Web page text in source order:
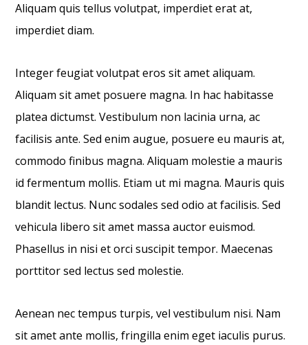
Aliquam quis tellus volutpat, imperdiet erat at,
imperdiet diam.
Integer feugiat volutpat eros sit amet aliquam.
Aliquam sit amet posuere magna. In hac habitasse
platea dictumst. Vestibulum non lacinia urna, ac
facilisis ante. Sed enim augue, posuere eu mauris at,
commodo finibus magna. Aliquam molestie a mauris
id fermentum mollis. Etiam ut mi magna. Mauris quis
blandit lectus. Nunc sodales sed odio at facilisis. Sed
vehicula libero sit amet massa auctor euismod.
Phasellus in nisi et orci suscipit tempor. Maecenas
porttitor sed lectus sed molestie.
Aenean nec tempus turpis, vel vestibulum nisi. Nam
sit amet ante mollis, fringilla enim eget iaculis purus.